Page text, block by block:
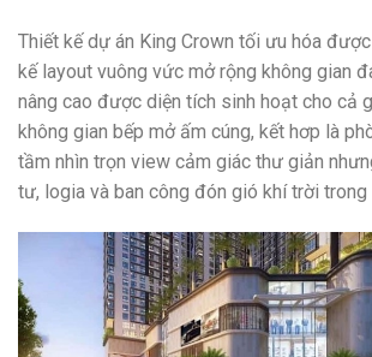
Thiết kế dự án King Crown tối ưu hóa
kế layout vuông vức mở rộng không gian
nâng cao được diện tích sinh hoạt cho cả
không gian bếp mở ấm cúng, kết hơp là
tầm nhìn trọn view cảm giác thư giản
tư, logia và ban công đón gió khí trời trong